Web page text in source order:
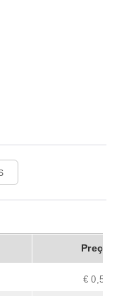
Preço
€ 0,54